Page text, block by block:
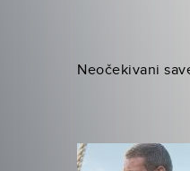
Neočekivani